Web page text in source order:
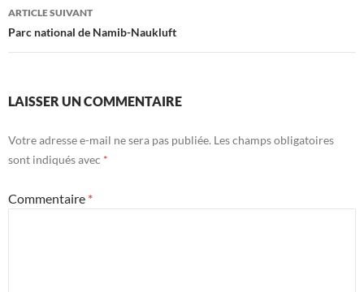
ARTICLE SUIVANT
Parc national de Namib-Naukluft
LAISSER UN COMMENTAIRE
Votre adresse e-mail ne sera pas publiée. Les champs obligatoires
sont indiqués avec *
Commentaire *